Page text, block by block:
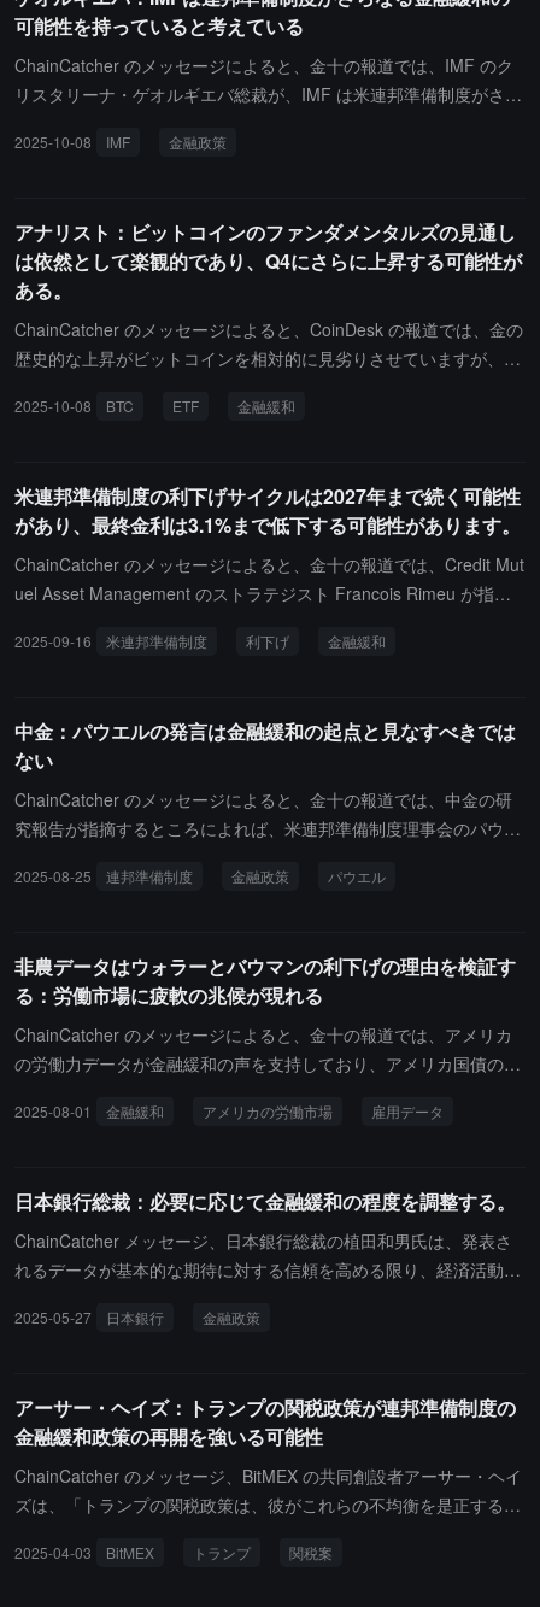
線に接近するかどうかにかかわらず、その資産クラスの成熟度と機
関の採用度は着実に向上しています。2026年はビットコインにとっ
て比較的退屈な年になるかもしれませんが、最終的に7万ドルで終
する強気の判断はますます確固たるものになるでしょう。
可能性を持っていると考えている
ChainCatcher のメッセージによると、金十の報道では、IMF のク
リスタリーナ・ゲオルギエバ総裁が、IMF は米連邦準備制度がさら
2025-10-08 IMF 金融政策
アナリスト：ビットコインのファンダメンタルズの見通し
は依然として楽観的であり、Q4にさらに上昇する可能性が
ある。
ChainCatcher のメッセージによると、CoinDesk の報道では、金の
歴史的な上昇がビットコインを相対的に見劣りさせていますが、ア
トの Linh Tran は次のように述べています。「短期的には、ビット
な避難需要によるものです。もし連邦準備制度が今後の会議で利下
げサイクルの開始についてより明確なシグナルを発信すれば、ビッ
トコインは引き続き恩恵を受け、第四四半期にはさらなる上昇の余
地があり、新しい価格帯を突破する可能性があります。」
2025-10-08 BTC ETF 金融緩和
米連邦準備制度の利下げサイクルは2027年まで続く可能性
があり、最終金利は3.1%まで低下する可能性があります。
ChainCatcher のメッセージによると、金十の報道では、Credit Mut
uel Asset Management のストラテジスト Francois Rimeu が指摘
始する見込みであり、この利下げは2027年まで続く可能性があると
的には3.1%にまで低下すると予想しています。さらに、同機関は今
年再度利下げを行い、2026年にはさらに2回の利下げを行うと予測
しています。
2025-09-16 米連邦準備制度 利下げ 金融緩和
中金：パウエルの発言は金融緩和の起点と見なすべきでは
ない
ChainCatcher のメッセージによると、金十の報道では、中金の研
究報告が指摘するところによれば、米連邦準備制度理事会のパウエ
ナルとして解釈したが、利下げの持続性や幅についての指針は示さ
よりも大きい場合には利下げを傾向する。しかし、現在の高関税と
移民政策の厳格化の下では、雇用とインフレのリスクが共存してお
り、パウエルはインフレリスクが雇用を上回る場合に利下げを停止
する可能性がある。市場は、金融政策が直面している課題を認識す
性がある。
2025-08-25 連邦準備制度 金融政策 パウエル
非農データはウォラーとバウマンの利下げの理由を検証す
る：労働市場に疲軟の兆候が現れる
ChainCatcher のメッセージによると、金十の報道では、アメリカ
の労働力データが金融緩和の声を支持しており、アメリカ国債の利
下方修正されました：5月の新規雇用者数は14.4万人から1.9万人
とバウマンは、労働市場に疲弊の兆候が見られると述べました。雇
用データの影響を受けて暴落しました。
2025-08-01 金融緩和 アメリカの労働市場 雇用データ
日本銀行総裁：必要に応じて金融緩和の程度を調整する。
ChainCatcher メッセージ、日本銀行総裁の植田和男氏は、発表さ
れるデータが基本的な期待に対する信頼を高める限り、経済活動と
に、必要に応じて金融緩和の程度を調整すると述べました。
2025-05-27 日本銀行 金融政策
アーサー・ヘイズ：トランプの関税政策が連邦準備制度の
金融緩和政策の再開を強いる可能性
ChainCatcher のメッセージ、BitMEX の共同創設者アーサー・ヘイ
ズは、「トランプの関税政策は、彼がこれらの不均衡を是正するこ
にとっての問題は、ドルの輸出がなければ外国の投資家が債券を購
2025-04-03 BitMEX トランプ 関税案